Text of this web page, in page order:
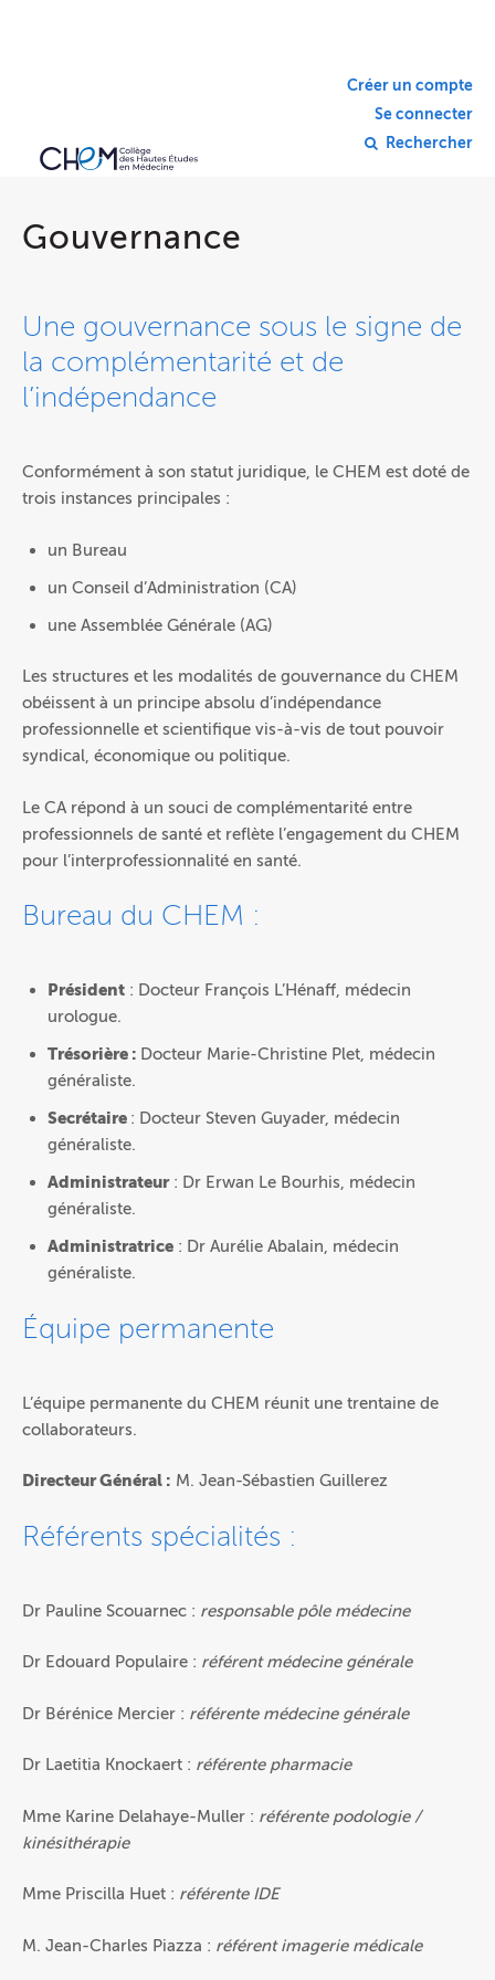
Créer un compte
Se connecter
Rechercher
Gouvernance
Une gouvernance sous le signe de
la complémentarité et de
l’indépendance
Conformément à son statut juridique, le CHEM est doté de
trois instances principales :
un Bureau
un Conseil d’Administration (CA)
une Assemblée Générale (AG)
Les structures et les modalités de gouvernance du CHEM
obéissent à un principe absolu d’indépendance
professionnelle et scientifique vis-à-vis de tout pouvoir
syndical, économique ou politique.
Le CA répond à un souci de complémentarité entre
professionnels de santé et reflète l’engagement du CHEM
pour l’interprofessionnalité en santé.
Bureau du CHEM :
Président: Docteur François L’Hénaff, médecin
urologue.
Trésorière : Docteur Marie-Christine Plet, médecin
généraliste.
Secrétaire : Docteur Steven Guyader, médecin
généraliste.
Administrateur: Dr Erwan Le Bourhis, médecin
généraliste.
Administratrice: Dr Aurélie Abalain, médecin
généraliste.
Équipe permanente
L’équipe permanente du CHEM réunit une trentaine de
collaborateurs.
Directeur Général : M. Jean-Sébastien Guillerez
Référents spécialités :
Dr Pauline Scouarnec : responsable pôle médecine
Dr Edouard Populaire : référent médecine générale
Dr Bérénice Mercier : référente médecine générale
Dr Laetitia Knockaert : référente pharmacie
Mme Karine Delahaye-Muller : référente podologie /
kinésithérapie
Mme Priscilla Huet : référente IDE
M. Jean-Charles Piazza : référent imagerie médicale